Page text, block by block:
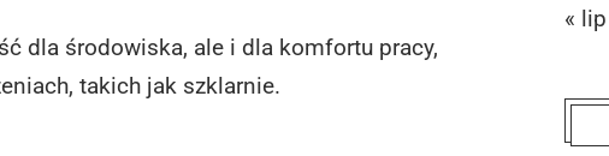
dla środowiska, ale i dla komfortu pracy,
takich jak szklarnie.
« lip